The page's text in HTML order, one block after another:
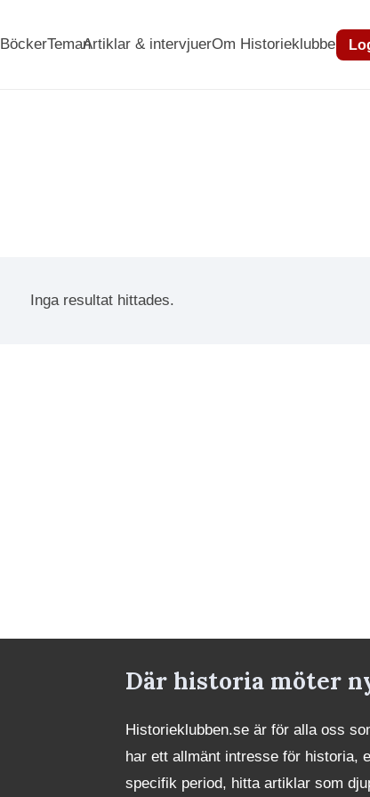
BöckerTemanArtiklar & intervjuerOm Historieklubben
Inga resultat hittades.
Där historia möter
Historieklubben.se är för alla oss
har ett allmänt intresse för historia,
specifik period, hitta artiklar som